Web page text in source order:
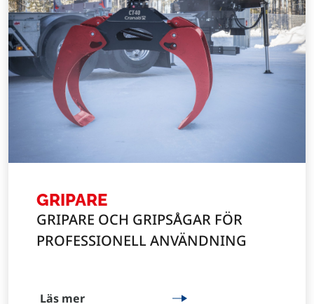
GRIPARE
GRIPARE OCH GRIPSÅGAR FÖR
PROFESSIONELL ​ANVÄNDNING​
Läs mer